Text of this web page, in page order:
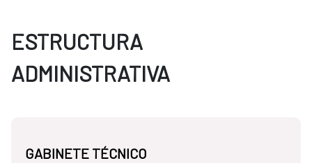
ESTRUCTURA
ADMINISTRATIVA
GABINETE TÉCNICO